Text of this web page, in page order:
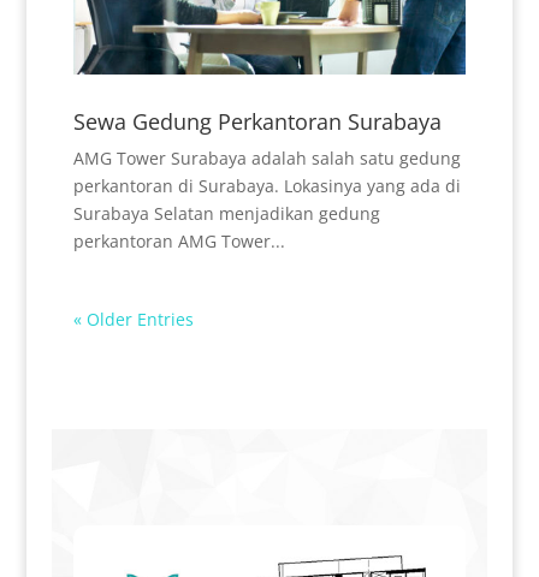
Sewa Gedung Perkantoran Surabaya
AMG Tower Surabaya adalah salah satu gedung
perkantoran di Surabaya. Lokasinya yang ada di
Surabaya Selatan menjadikan gedung
perkantoran AMG Tower...
« Older Entries